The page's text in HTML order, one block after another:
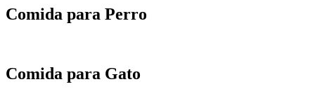
Comida para Perro
Comida para Gato